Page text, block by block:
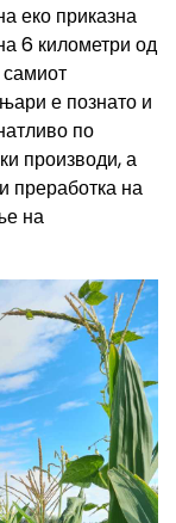
еко приказна
6 километри од
е познато и
по
производи, а
преработка на
на